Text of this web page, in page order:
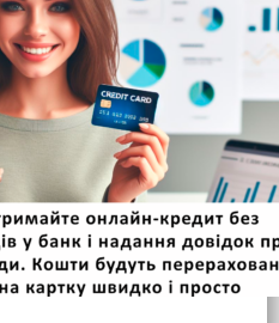
Фінанси IN UA
вулиця Хрещатик, 14
Київ, 01001
Україна